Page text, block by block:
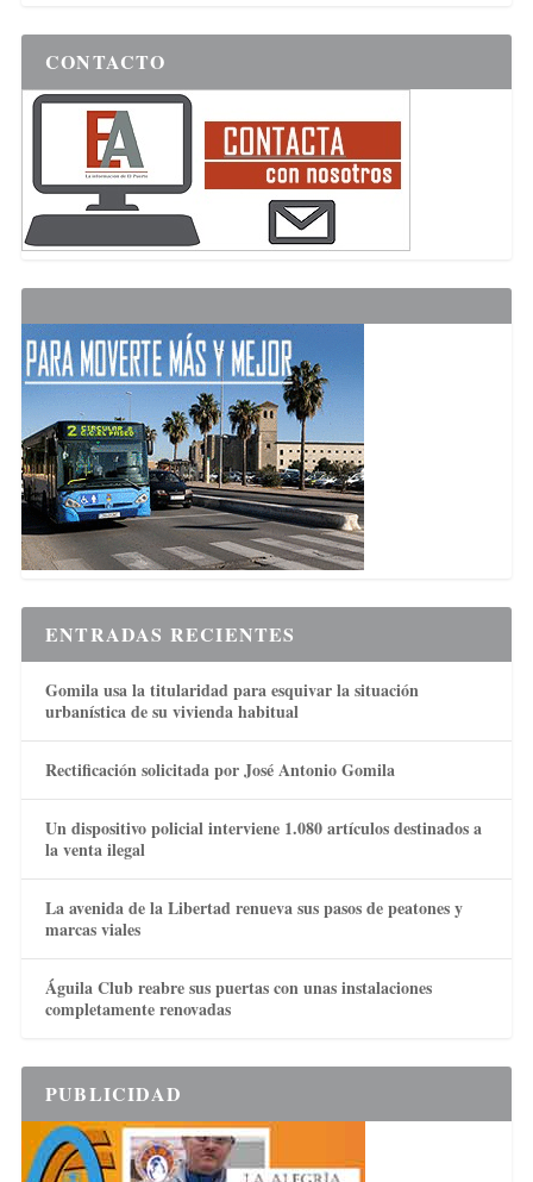
CONTACTO
ENTRADAS RECIENTES
Gomila usa la titularidad para esquivar la situación
urbanística de su vivienda habitual
Rectificación solicitada por José Antonio Gomila
Un dispositivo policial interviene 1.080 artículos destinados a
la venta ilegal
La avenida de la Libertad renueva sus pasos de peatones y
marcas viales
Águila Club reabre sus puertas con unas instalaciones
completamente renovadas
PUBLICIDAD